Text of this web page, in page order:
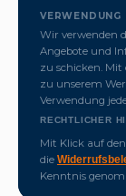
Wir verwenden
Angebote und
zu schicken.
zu unserem
Verwendung
RECHTLICHER
Mit Klick auf
die
Kenntnis